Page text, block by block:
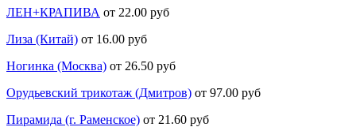
ЛЕН+КРАПИВА от 22.00 руб
Лиза (Китай) от 16.00 руб
Ногинка (Москва) от 26.50 руб
Орудьевский трикотаж (Дмитров) от 97.00 руб
Пирамида (г. Раменское) от 21.60 руб